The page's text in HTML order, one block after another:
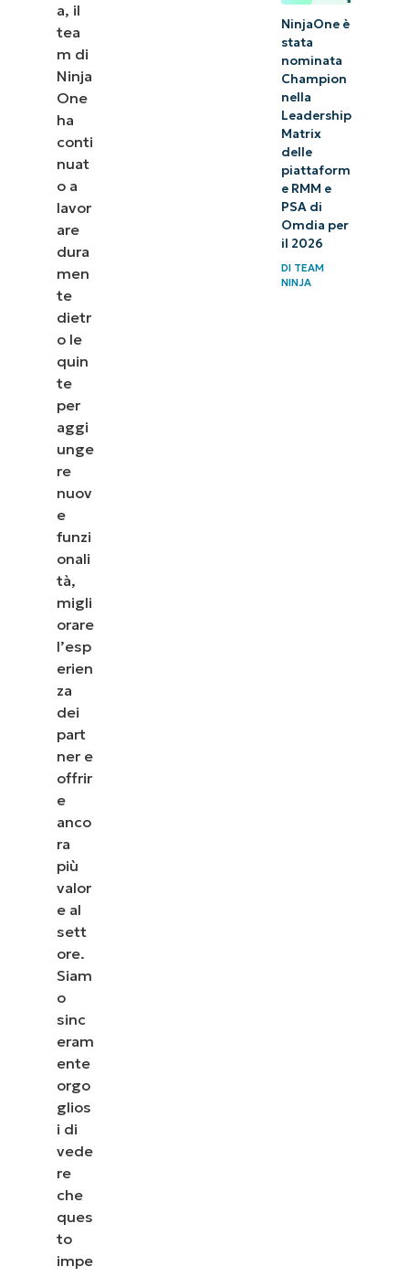
a, il
tea
m di
Ninja
One
ha
conti
nuat
o a
lavor
are
dura
men
te
dietr
o le
quin
te
per
aggi
unge
re
nuov
e
funzi
onali
tà,
migli
orare
l’esp
erien
za
dei
part
ner e
offrir
e
anco
ra
più
valor
e al
sett
ore.
Siam
o
sinc
eram
ente
orgo
glios
i di
vede
re
che
ques
to
impe
NinjaOne è
stata
nominata
Champion
nella
Leadership
Matrix
delle
piattaform
e RMM e
PSA di
Omdia per
il 2026
DITEAM
NINJA